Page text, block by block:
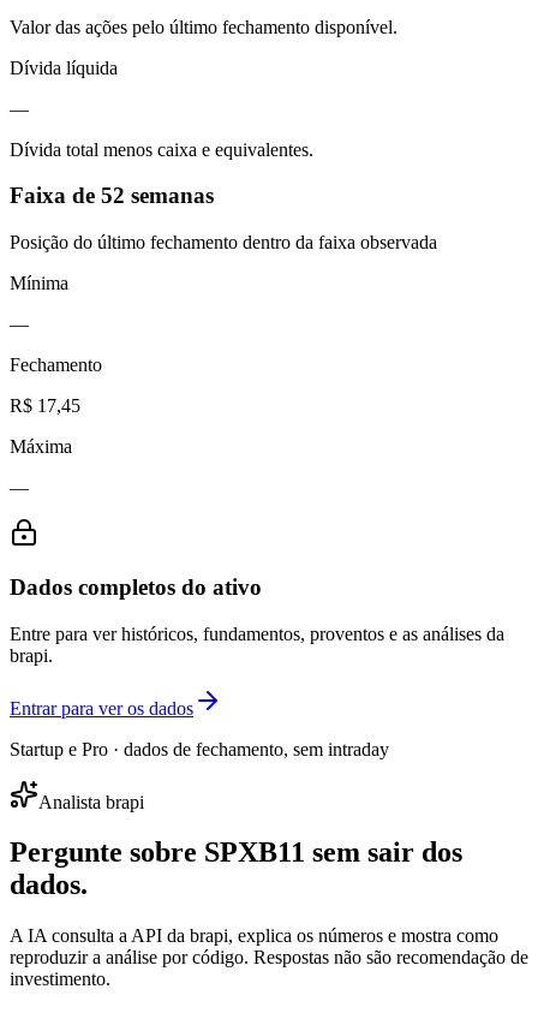
Valor das ações pelo último fechamento disponível.
Dívida líquida
—
Dívida total menos caixa e equivalentes.
Faixa de 52 semanas
Posição do último fechamento dentro da faixa observada
Mínima
—
Fechamento
R$ 17,45
Máxima
—
Dados completos do ativo
Entre para ver históricos, fundamentos, proventos e as análises da
brapi.
Entrar para ver os dados
Startup e Pro · dados de fechamento, sem intraday
Analista brapi
Pergunte sobre SPXB11 sem sair dos
dados.
A IA consulta a API da brapi, explica os números e mostra como
reproduzir a análise por código. Respostas não são recomendação de
investimento.